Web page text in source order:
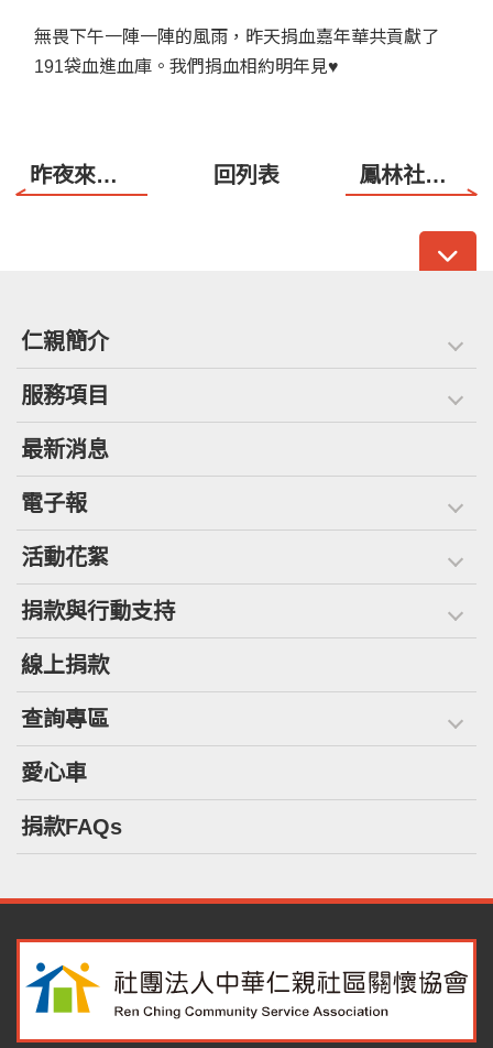
無畏下午一陣一陣的風雨，昨天捐血嘉年華共貢獻了
191袋血進血庫。我們捐血相約明年見♥️
昨夜來去的那一個人～游昌發白萩詩歌 藝術歌曲新作發表音樂會 回列表 鳳林社區培力的好消息
仁親簡介
服務項目
最新消息
電子報
活動花絮
捐款與行動支持
線上捐款
查詢專區
愛心車
捐款FAQs